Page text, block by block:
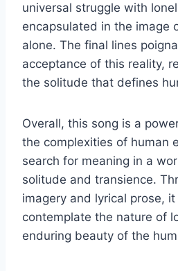
universal struggle with
encapsulated in the image
alone. The final lines
acceptance of this reality,
the solitude that defines
Overall, this song is a
the complexities of human
search for meaning in a
solitude and transience.
imagery and lyrical prose,
contemplate the nature of
enduring beauty of the